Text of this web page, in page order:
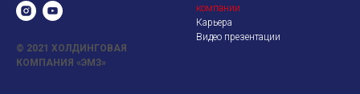
© 2021 ХОЛДИНГОВАЯ
КОМПАНИЯ «ЭМЗ»
компании
Карьера
Видео презентации